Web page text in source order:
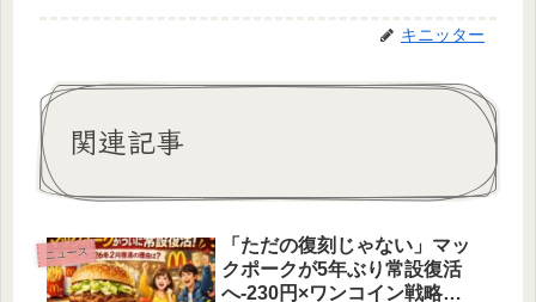
キニッター
関連記事
ニュース
「ただの復刻じゃない」マッ
クポークが5年ぶり常設復活
へ-230円×ワンコイン戦略